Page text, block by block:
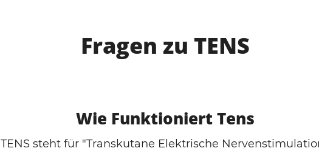
Fragen zu TENS
Wie Funktioniert Tens
TENS steht für "Transkutane Elektrische